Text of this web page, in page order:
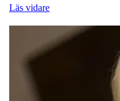
Läs vidare